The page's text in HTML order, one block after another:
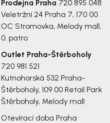
Prodejna Praha 720 895 048
Veletržní 24 Praha 7, 170 00
OC Stromovka, Melody mall,
0. patro
Outlet Praha-Štěrboholy
720 981 521
Kutnohorská 532 Praha-
Štěrboholy, 109 00 Retail Park
Štěrboholy, Melody mall
Otevírací doba Praha